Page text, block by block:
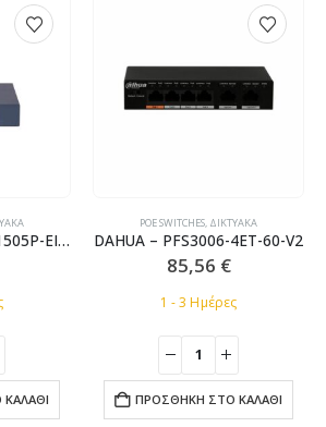
HIKVISION – DS-3E1505P-EI/M
POE SWITCHES, ΔΙΚΤΥΑΚΆ
DAHUA – PFS3006-4ET-60-V2
85,56 €
1 - 3 Ημέρες
ΠΡΟΣΘΉΚΗ ΣΤΟ ΚΑΛΆΘΙ